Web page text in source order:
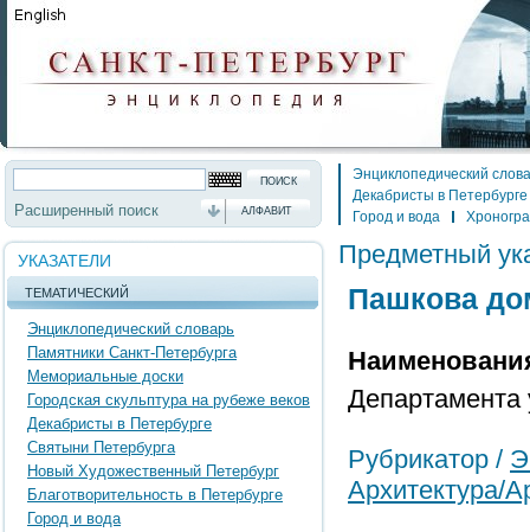
Расширенный поиск АЛФАВИТ
УКАЗАТЕЛИ
ТЕМАТИЧЕСКИЙ
Энциклопедический словарь
Памятники Санкт-Петербурга
Мемориальные доски
Городская скульптура на рубеже веков
Декабристы в Петербурге
Святыни Петербурга
Новый Художественный Петербург
Благотворительность в Петербурге
Город и вода
Энциклопедический
Декабристы в Петербурге
Город и вода
Предметный
Пашкова
Департамента
Рубрикатор /
Архитектура/